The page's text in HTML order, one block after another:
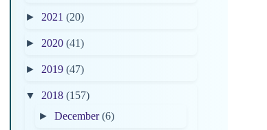
► 2021 (20)
► 2020 (41)
► 2019 (47)
▼ 2018 (157)
►December(6)